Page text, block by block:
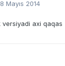
Mayıs 2014
axi qaqas